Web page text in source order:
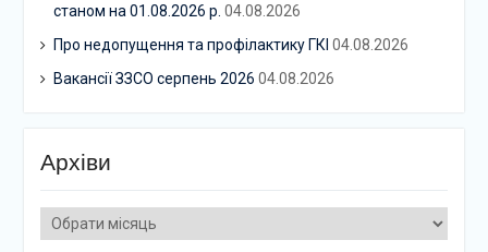
станом на 01.08.2026 р. 04.08.2026
Про недопущення та профілактику ГКІ 04.08.2026
Вакансії ЗЗСО серпень 2026 04.08.2026
Архіви
Архіви